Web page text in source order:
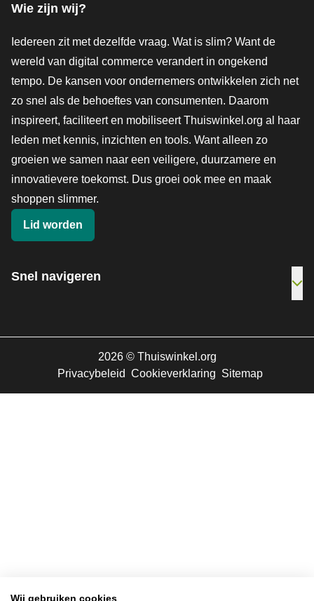
Wie zijn wij?
Iedereen zit met dezelfde vraag. Wat is slim? Want de
wereld van digital commerce verandert in ongekend
tempo. De kansen voor ondernemers ontwikkelen zich net
zo snel als de behoeftes van consumenten. Daarom
inspireert, faciliteert en mobiliseert Thuiswinkel.org al haar
leden met kennis, inzichten en tools. Want alleen zo
groeien we samen naar een veiligere, duurzamere en
innovatievere toekomst. Dus groei ook mee en maak
shoppen slimmer.
Lid worden
Snel navigeren
2026 ©Thuiswinkel.org
Privacybeleid Cookieverklaring Sitemap
Wij gebruiken cookies